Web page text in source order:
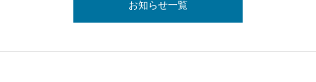
お知らせ一覧